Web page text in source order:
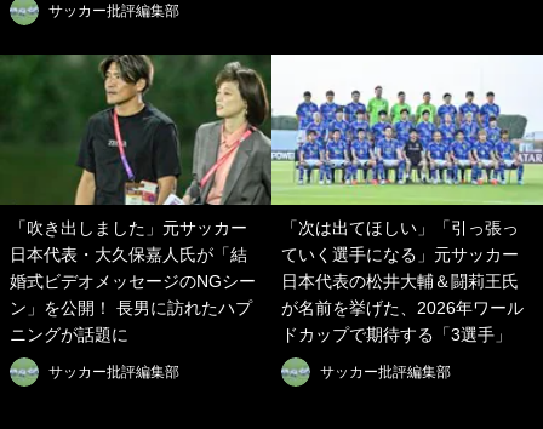
サッカー批評編集部
「吹き出しました」元サッカー
日本代表・大久保嘉人氏が「結
婚式ビデオメッセージのNGシー
ン」を公開！ 長男に訪れたハプ
ニングが話題に
サッカー批評編集部
「次は出てほしい」「引っ張っ
ていく選手になる」元サッカー
日本代表の松井大輔＆闘莉王氏
が名前を挙げた、2026年ワール
ドカップで期待する「3選手」
サッカー批評編集部